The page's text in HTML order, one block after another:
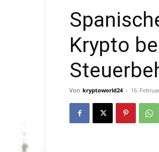
Krypto
Von kryptoworld24 - 16.